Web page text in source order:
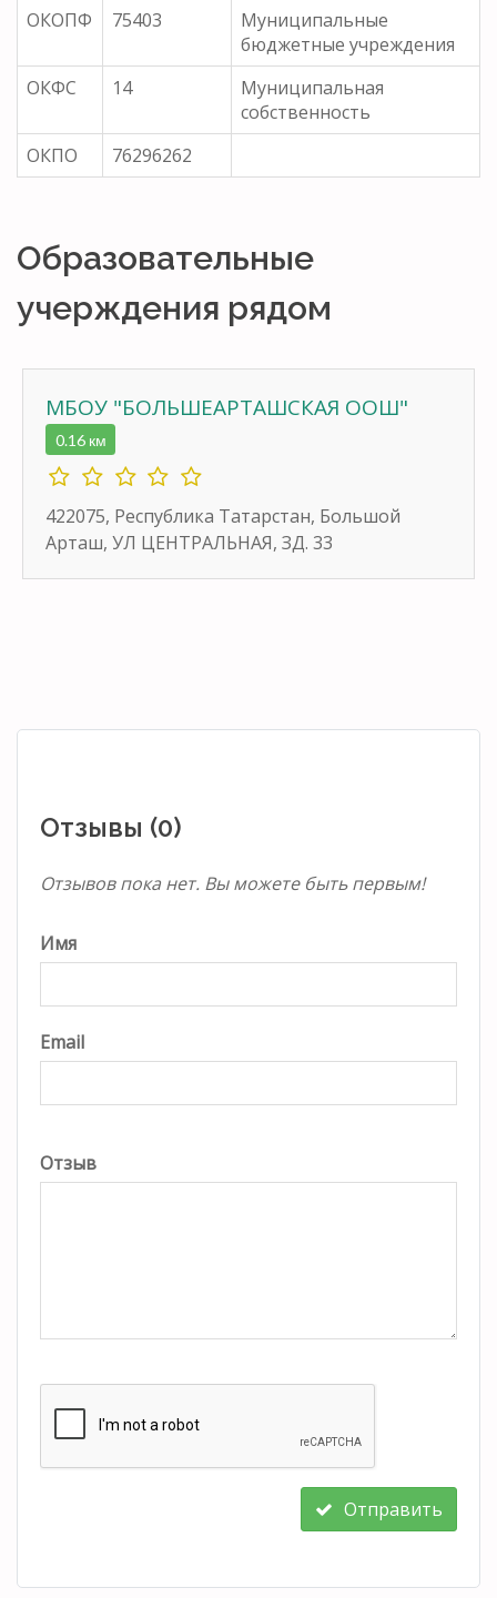
ОКОПФ
75403
Муниципальные
бюджетные учреждения
ОКФС
14
Муниципальная
собственность
ОКПО
76296262
Образовательные
учерждения рядом
МБОУ "БОЛЬШЕАРТАШСКАЯ ООШ"
0.16 км
422075, Республика Татарстан, Большой
Арташ, УЛ ЦЕНТРАЛЬНАЯ, ЗД. 33
Отзывы (0)
Отзывов пока нет. Вы можете быть первым!
Имя
Email
Отзыв
Отправить